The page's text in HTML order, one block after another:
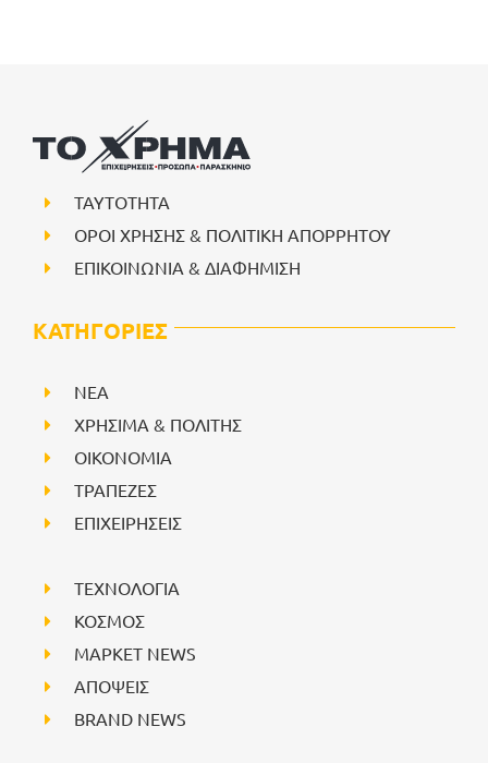
ΤΑΥΤΟΤΗΤΑ
ΟΡΟΙ ΧΡΗΣΗΣ & ΠΟΛΙΤΙΚΗ ΑΠΟΡΡΗΤΟΥ
ΕΠΙΚΟΙΝΩΝΙΑ & ΔΙΑΦΗΜΙΣΗ
ΚΑΤΗΓΟΡΙΕΣ
NEA
ΧΡΗΣΙΜΑ & ΠΟΛΙΤΗΣ
ΟΙΚΟΝΟΜΙΑ
ΤΡΑΠΕΖΕΣ
ΕΠΙΧΕΙΡΗΣΕΙΣ
ΤΕΧΝΟΛΟΓΙΑ
ΚΟΣΜΟΣ
ΜΑΡΚΕΤ NEWS
ΑΠΟΨΕΙΣ
BRAND NEWS